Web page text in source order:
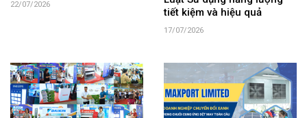
22/07/2026
tiết kiệm và hiệu quả
17/07/2026